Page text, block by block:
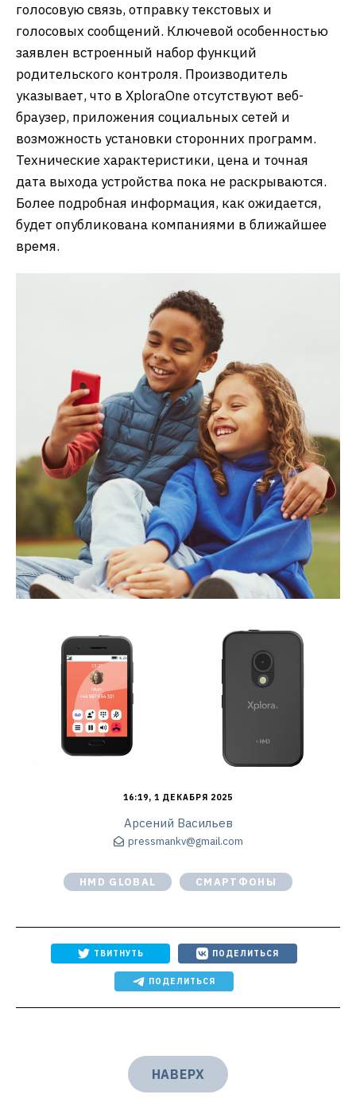
голосовую связь, отправку текстовых и
голосовых сообщений. Ключевой особенностью
заявлен встроенный набор функций
родительского контроля. Производитель
указывает, что в XploraOne отсутствуют веб-
браузер, приложения социальных сетей и
возможность установки сторонних программ.
Технические характеристики, цена и точная
дата выхода устройства пока не раскрываются.
Более подробная информация, как ожидается,
будет опубликована компаниями в ближайшее
время.
16:19, 1 ДЕКАБРЯ 2025
Арсений Васильев
pressmankv@gmail.com
HMD GLOBAL СМАРТФОНЫ
ТВИТНУТЬ ПОДЕЛИТЬСЯ
ПОДЕЛИТЬСЯ
НАВЕРХ